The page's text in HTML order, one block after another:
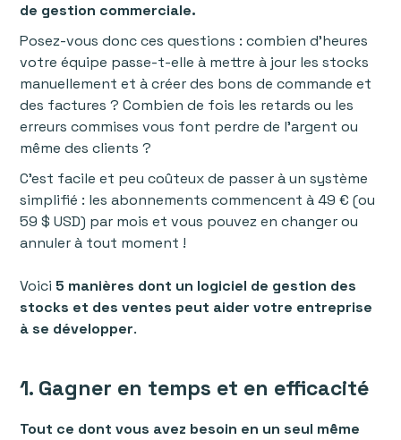
de gestion commerciale.
Posez-vous donc ces questions : combien d'heures
votre équipe passe-t-elle à mettre à jour les stocks
manuellement et à créer des bons de commande et
des factures ? Combien de fois les retards ou les
erreurs commises vous font perdre de l'argent ou
même des clients ?
C’est facile et peu coûteux de passer à un système
simplifié : les abonnements commencent à 49 € (ou
59 $ USD) par mois et vous pouvez en changer ou
annuler à tout moment !
Voici 5 manières dont un logiciel de gestion des
stocks et des ventes peut aider votre entreprise
à se développer.
1. Gagner en temps et en efficacité
Tout ce dont vous avez besoin en un seul même